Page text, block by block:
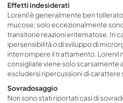
Effetti indesiderati
Lorenil è generalmente ben
mucose; solo eccezionalmente
transitorie reazioni eritematose. In
ipersensibilità o di sviluppo di
interrompere il trattamento. Lorenil
consigliate viene solo scarsamente
escludersi ripercussioni di carattere
Sovradosaggio
Non sono stati riportati casi di